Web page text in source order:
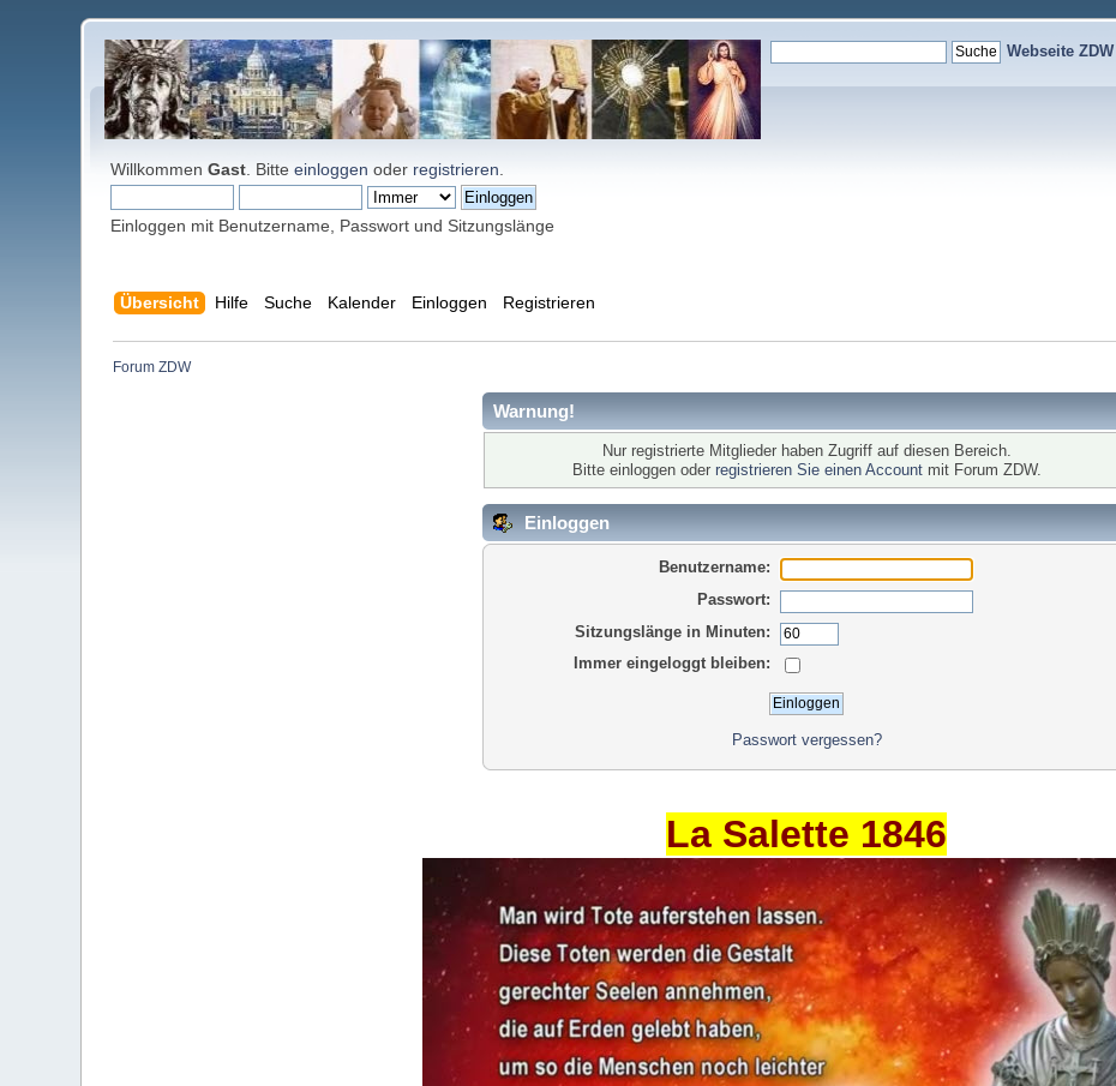
Webseite ZDW
WillkommenGast . Bitteeinloggen oder registrieren
Einloggen mit Benutzername, Passwort und Sitzungslänge
Übersicht Hilfe Suche Kalender Einloggen Registrieren
Forum ZDW
Warnung!
Nur registrierte Mitglieder haben Zugriff auf diesen Bereich.
Bitte einloggen oder registrieren Sie einen Accountmit Forum ZDW.
Einloggen
Benutzername:
Passwort:
Sitzungslänge in Minuten:
Immer eingeloggt bleiben:
Passwort vergessen?
La Salette 1846